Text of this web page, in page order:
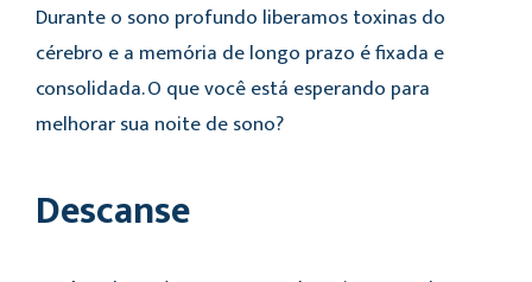
Durante o sono profundo liberamos toxinas do
cérebro e a memória de longo prazo é fixada e
consolidada. O que você está esperando para
melhorar sua noite de sono?
Descanse